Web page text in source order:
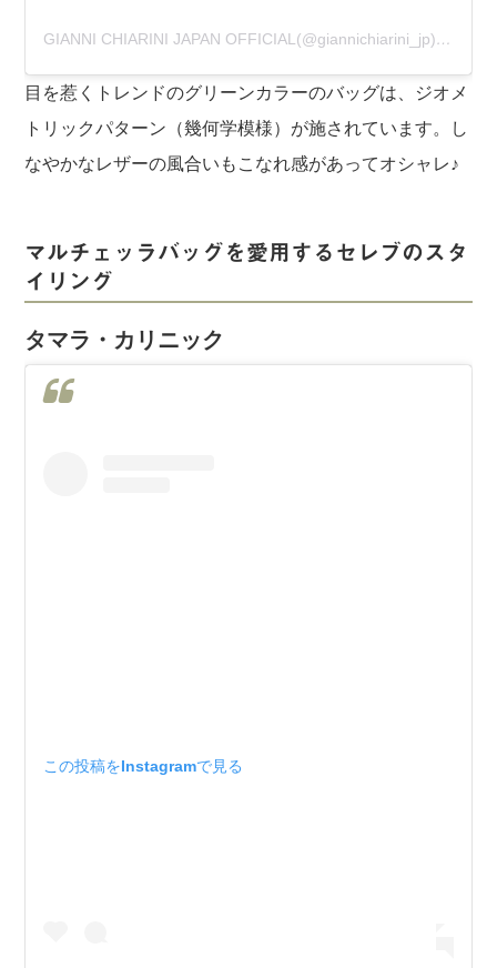
GIANNI CHIARINI JAPAN OFFICIAL(@giannichiarini_jp)がシェアした投稿
目を惹くトレンドのグリーンカラーのバッグは、ジオメ
トリックパターン（幾何学模様）が施されています。し
なやかなレザーの風合いもこなれ感があってオシャレ♪
マルチェッラバッグを愛用するセレブのスタ
イリング
タマラ・カリニック
この投稿をInstagramで見る